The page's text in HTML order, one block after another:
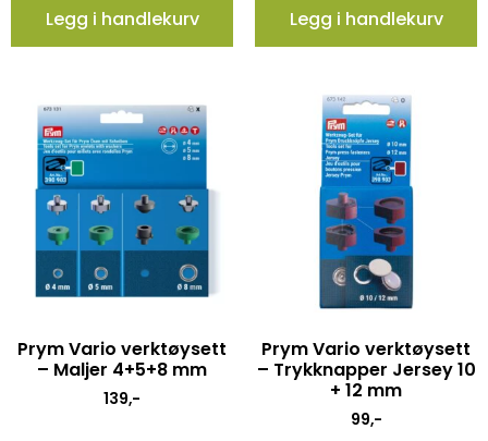
Legg i handlekurv Legg i handlekurv
Prym Vario verktøysett
– Maljer 4+5+8 mm
139,-
Prym Vario verktøysett
– Trykknapper Jersey 10
+ 12 mm
99,-